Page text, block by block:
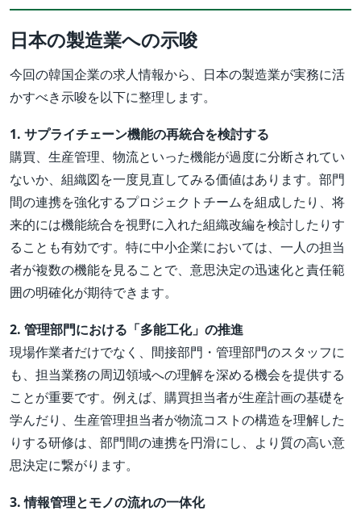
日本の製造業への示唆
今回の韓国企業の求人情報から、日本の製造業が実務に活
かすべき示唆を以下に整理します。
1. サプライチェーン機能の再統合を検討する
購買、生産管理、物流といった機能が過度に分断されてい
ないか、組織図を一度見直してみる価値はあります。部門
間の連携を強化するプロジェクトチームを組成したり、将
来的には機能統合を視野に入れた組織改編を検討したりす
ることも有効です。特に中小企業においては、一人の担当
者が複数の機能を見ることで、意思決定の迅速化と責任範
囲の明確化が期待できます。
2. 管理部門における「多能工化」の推進
現場作業者だけでなく、間接部門・管理部門のスタッフに
も、担当業務の周辺領域への理解を深める機会を提供する
ことが重要です。例えば、購買担当者が生産計画の基礎を
学んだり、生産管理担当者が物流コストの構造を理解した
りする研修は、部門間の連携を円滑にし、より質の高い意
思決定に繋がります。
3. 情報管理とモノの流れの一体化